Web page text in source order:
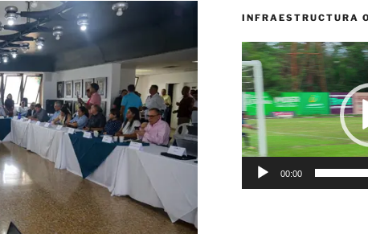
INFRAESTRUCTURA
Reproductor
de
vídeo
00:00